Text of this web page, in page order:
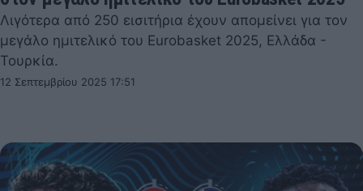
Λιγότερα από 250 εισιτήρια έχουν απομείνει για τον
μεγάλο ημιτελικό του Eurobasket 2025, Ελλάδα -
Τουρκία.
12 Σεπτεμβρίου 2025 17:51